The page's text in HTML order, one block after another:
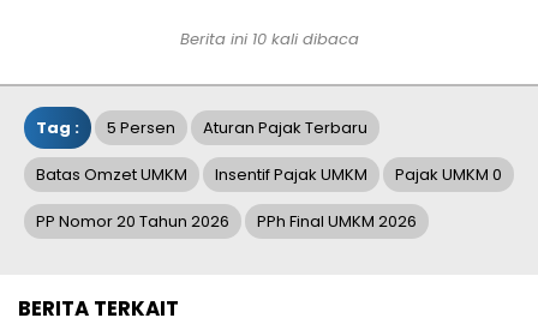
Berita ini 10 kali dibaca
Tag : 5 Persen Aturan Pajak Terbaru
Batas Omzet UMKM Insentif Pajak UMKM Pajak UMKM 0
PP Nomor 20 Tahun 2026 PPh Final UMKM 2026
BERITA TERKAIT